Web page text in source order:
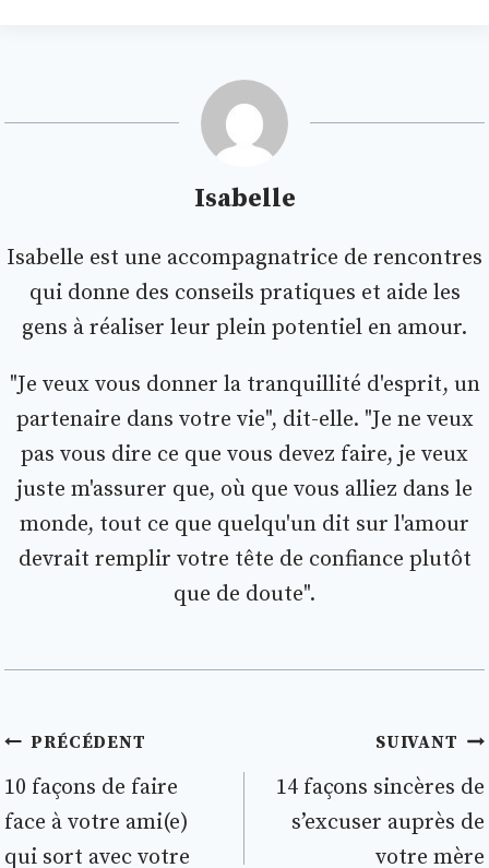
Isabelle
Isabelle est une accompagnatrice de rencontres
qui donne des conseils pratiques et aide les
gens à réaliser leur plein potentiel en amour.
"Je veux vous donner la tranquillité d'esprit, un
partenaire dans votre vie", dit-elle. "Je ne veux
pas vous dire ce que vous devez faire, je veux
juste m'assurer que, où que vous alliez dans le
monde, tout ce que quelqu'un dit sur l'amour
devrait remplir votre tête de confiance plutôt
que de doute".
Navigation
de
l’article
PRÉCÉDENT
10 façons de faire
face à votre ami(e)
qui sort avec votre
SUIVANT
14 façons sincères de
s’excuser auprès de
votre mère